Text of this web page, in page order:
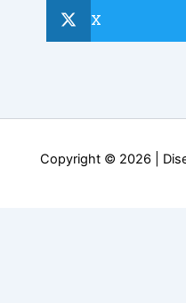
X
Copyright © 2026 |